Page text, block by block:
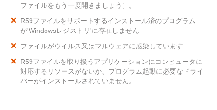
ファイルをもう一度開きましょう）。
R59ファイルをサポートするインストール済のプログラム
が'Windowsレジストリ'に存在しません
ファイルがウイルス又はマルウェアに感染しています
R59ファイルを取り扱うアプリケーションにコンピュータに
対応するリソースがないか、プログラム起動に必要なドライ
バーがインストールされていません。